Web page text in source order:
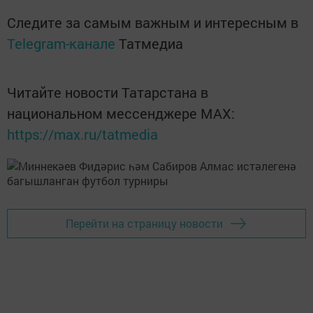
Следите за самым важным и интересным в
Telegram-канале Татмедиа
Читайте новости Татарстана в
национальном мессенджере MАХ:
https://max.ru/tatmedia
Перейти на страницу новости